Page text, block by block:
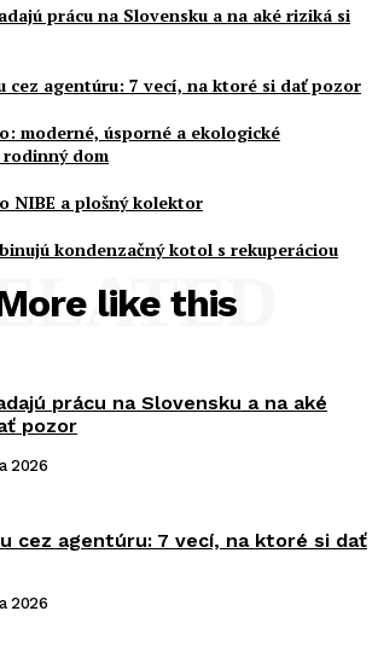
prácu na Slovensku a na aké riziká si
cez agentúru: 7 vecí, na ktoré si dať pozor
moderné, úsporné a ekologické
dom
NIBE a plošný kolektor
kondenzačný kotol s rekuperáciou
like this
prácu na Slovensku a na aké
pozor
2026
cez agentúru: 7 vecí, na ktoré si dať
2026